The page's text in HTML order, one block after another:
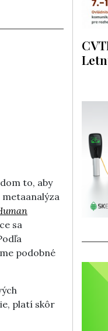
to, aby
sa
podobné
platí skôr